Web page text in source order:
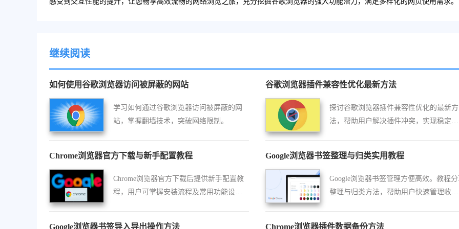
继续阅读
如何使用谷歌浏览器访问被屏蔽的网站
学习如何通过谷歌浏览器访问被屏蔽的网
站，掌握翻墙技术，突破网络限制。
谷歌浏览器插件兼容性优化最新方法
探讨谷歌浏览器插件兼容性优化的最新方
法，帮助用户解决插件冲突，实现稳定高
Chrome浏览器官方下载与新手配置教程
Chrome浏览器官方下载后提供新手配置教
程，用户可掌握安装流程及常用功能设
Google浏览器书签整理与归类实用教程
Google浏览器书签管理方便高效。教程
整理与归类方法，帮助用户快速管理收藏
Google浏览器书签导入导出操作方法 Chrome浏览器插件数据备份方法